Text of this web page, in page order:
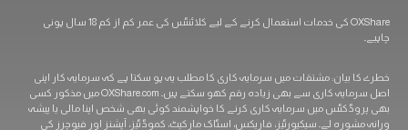
OXShare کی خدمات استعمال کرنے کے لیے کلائنٹس کی عمر کم از کم 18 سال ہونی
مشتقات میں سرمایہ کاری کا مطلب یہ ہو سکتا ہے کہ سرمایہ کار اپنی
اصل سرمایہ کاری سے بھی زیادہ رقم کھو سکتے ہیں۔ OXShare.com میں مذکور کسی
میں سرمایہ کاری کرنے کا خواہشمند کوئی بھی شخص اپنا مالی یا پیشہ
لے۔ سیکیورٹیز، فاریکس، اسٹاک مارکیٹ، کموڈٹیز، آپشنز اور فیوچرز کی